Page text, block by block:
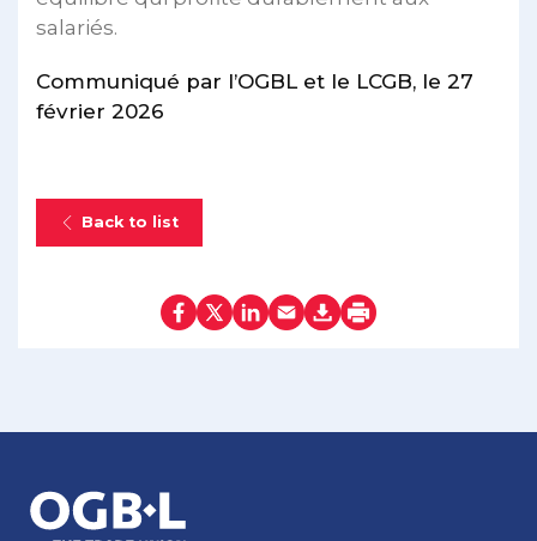
salariés.
Communiqué par l’OGBL et le LCGB, le 27
février 2026
Back to list